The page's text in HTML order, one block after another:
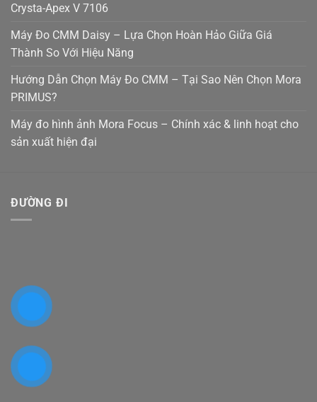
Crysta-Apex V 7106
Máy Đo CMM Daisy – Lựa Chọn Hoàn Hảo Giữa Giá
Thành So Với Hiệu Năng
Hướng Dẫn Chọn Máy Đo CMM – Tại Sao Nên Chọn Mora
PRIMUS?
Máy đo hình ảnh Mora Focus – Chính xác & linh hoạt cho
sản xuất hiện đại
ĐƯỜNG ĐI